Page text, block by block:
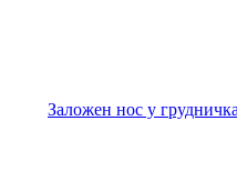
Заложен нос у грудничка